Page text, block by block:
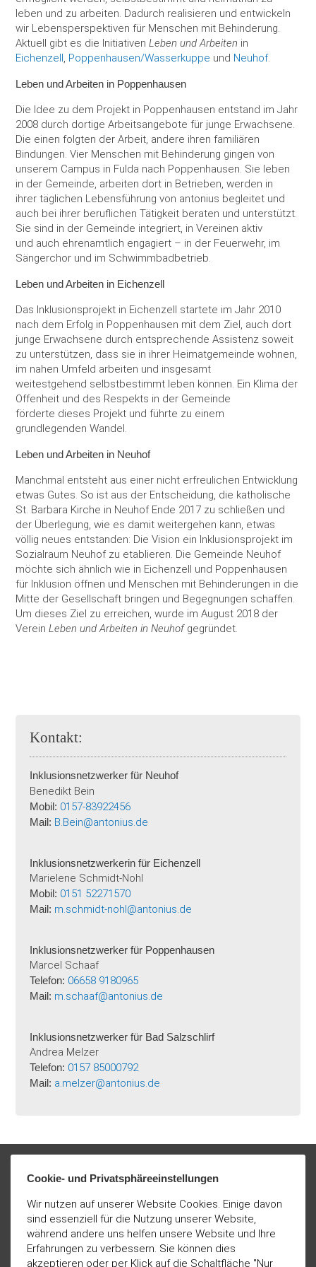
leben und zu arbeiten. Dadurch realisieren und entwickeln
wir Lebensperspektiven für Menschen mit Behinderung.
Aktuell gibt es die InitiativenLeben und Arbeiten in
Eichenzell, Poppenhausen/Wasserkuppe und Neuhof.
Leben und Arbeiten in Poppenhausen
Die Idee zu dem Projekt in Poppenhausen entstand im Jahr
2008 durch dortige Arbeitsangebote für junge Erwachsene.
Die einen folgten der Arbeit, andere ihren familiären
Bindungen. Vier Menschen mit Behinderung gingen von
unserem Campus in Fulda nach Poppenhausen. Sie leben
in der Gemeinde, arbeiten dort in Betrieben, werden in
ihrer täglichen Lebensführung von antonius begleitet und
auch bei ihrer beruflichen Tätigkeit beraten und unterstützt.
Sie sind in der Gemeinde integriert, in Vereinen aktiv
und auch ehrenamtlich engagiert – in der Feuerwehr, im
Sängerchor und im Schwimmbadbetrieb.
Leben und Arbeiten in Eichenzell
Das Inklusionsprojekt in Eichenzell startete im Jahr 2010
nach dem Erfolg in Poppenhausen mit dem Ziel, auch dort
junge Erwachsene durch entsprechende Assistenz soweit
zu unterstützen, dass sie in ihrer Heimatgemeinde wohnen,
im nahen Umfeld arbeiten und insgesamt
weitestgehend selbstbestimmt leben können. Ein Klima der
Offenheit und des Respekts in der Gemeinde
förderte dieses Projekt und führte zu einem
grundlegenden Wandel.
Leben und Arbeiten in Neuhof
Manchmal entsteht aus einer nicht erfreulichen Entwicklung
etwas Gutes. So ist aus der Entscheidung, die katholische
St. Barbara Kirche in Neuhof Ende 2017 zu schließen und
der Überlegung, wie es damit weitergehen kann, etwas
völlig neues entstanden: Die Vision ein Inklusionsprojekt im
Sozialraum Neuhof zu etablieren. Die Gemeinde Neuhof
möchte sich ähnlich wie in Eichenzell und Poppenhausen
für Inklusion öffnen und Menschen mit Behinderungen in die
Mitte der Gesellschaft bringen und Begegnungen schaffen.
Um dieses Ziel zu erreichen, wurde im August 2018 der
VereinLeben und Arbeiten in Neuhof gegründet.
Kontakt:
Inklusionsnetzwerker für Neuhof
Benedikt Bein
Mobil: 0157-83922456
Mail: B.Bein@antonius.de
Inklusionsnetzwerkerin für Eichenzell
Marielene Schmidt-Nohl
Mobil: 0151 52271570
Mail: m.schmidt-nohl@antonius.de
Inklusionsnetzwerker für Poppenhausen
Marcel Schaaf
Telefon: 06658 9180965
Mail: m.schaaf@antonius.de
Inklusionsnetzwerker für Bad Salzschlirf
Andrea Melzer
Telefon: 0157 85000792
Mail: a.melzer@antonius.de
Cookie- und Privatsphäreeinstellungen
Wir nutzen auf unserer Website Cookies. Einige davon
sind essenziell für die Nutzung unserer Website,
während andere uns helfen unsere Website und Ihre
Erfahrungen zu verbessern. Sie können dies
akzeptieren oder per Klick auf die Schaltfläche "Nur
Herstellung
ambinius Seniorentagesstätte
Seniorentagesstätte Poppenhausen
Mobile Helfer
Schulbegleitung